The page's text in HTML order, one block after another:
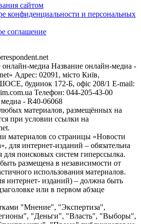
сайтом
конфиденциальности и персональных
соглашение
онлайн-медиа Название онлайн-медиа -
Адрес: 02091, місто Київ,
будинок 172-Б, офіс 208/1 E-mail:
Телефон: 044-205-43-00
- R40-06068
материалов, размещённых на
при условии ссылки на
материалов со страницы «Новости
для интернет-изданий – обязательна
для поисковых систем гиперссылка.
размещена в независимости от
использования материалов.
интернет- изданий) – должна быть
или в первом абзаце
"Мнение", "Экспертиза",
"Деньги", "Власть", "Выборы",